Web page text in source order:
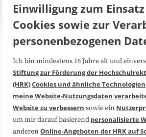
Über uns FAQ
Medienarbeit
Datenschutzerklärung
Einwilligung zum
Cookies sowie zur
personenbezogenen
Ich bin mindestens 16 Jahre alt und
Stiftung zur Förderung der
(HRK)Cookies und ähnliche Technologien
meine Website-Nutzungsdaten
Website zu verbessern sowie ein
um mir darauf basierend personalisierte
anderenOnline-Angeboten der HRK auf